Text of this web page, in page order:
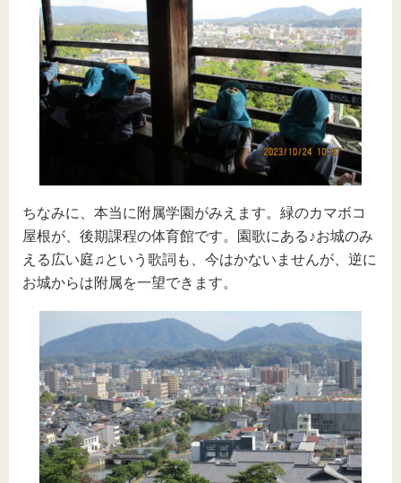
ちなみに、本当に附属学園がみえます。緑のカマボコ
屋根が、後期課程の体育館です。園歌にある♪お城のみ
える広い庭♫という歌詞も、今はかないませんが、逆に
お城からは附属を一望できます。